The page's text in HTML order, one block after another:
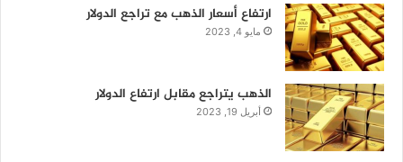
ارتفاع أسعار الذهب مع تراجع الدولار
مايو 4, 2023
الذهب يتراجع مقابل ارتفاع الدولار
أبريل 19, 2023